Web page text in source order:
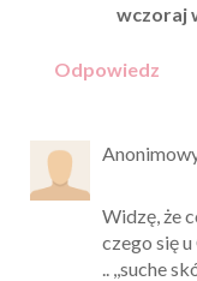
wczoraj
Odpowiedz
Widzę, że
czego się
.. ,,suche